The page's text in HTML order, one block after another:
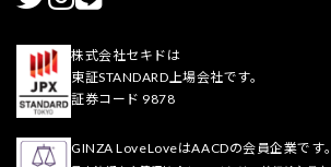
株式会社セキドは
東証STANDARD上場会社です。
証券コード 9878
GINZA LoveLoveはAACDの会員企業です。